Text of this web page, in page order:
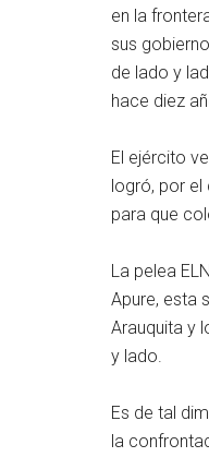
en la
sus
de lado y
hace diez
El ejército
logró, por el
para que
La pelea
Apure, esta
Arauquita y
y lado.
Es de tal
la